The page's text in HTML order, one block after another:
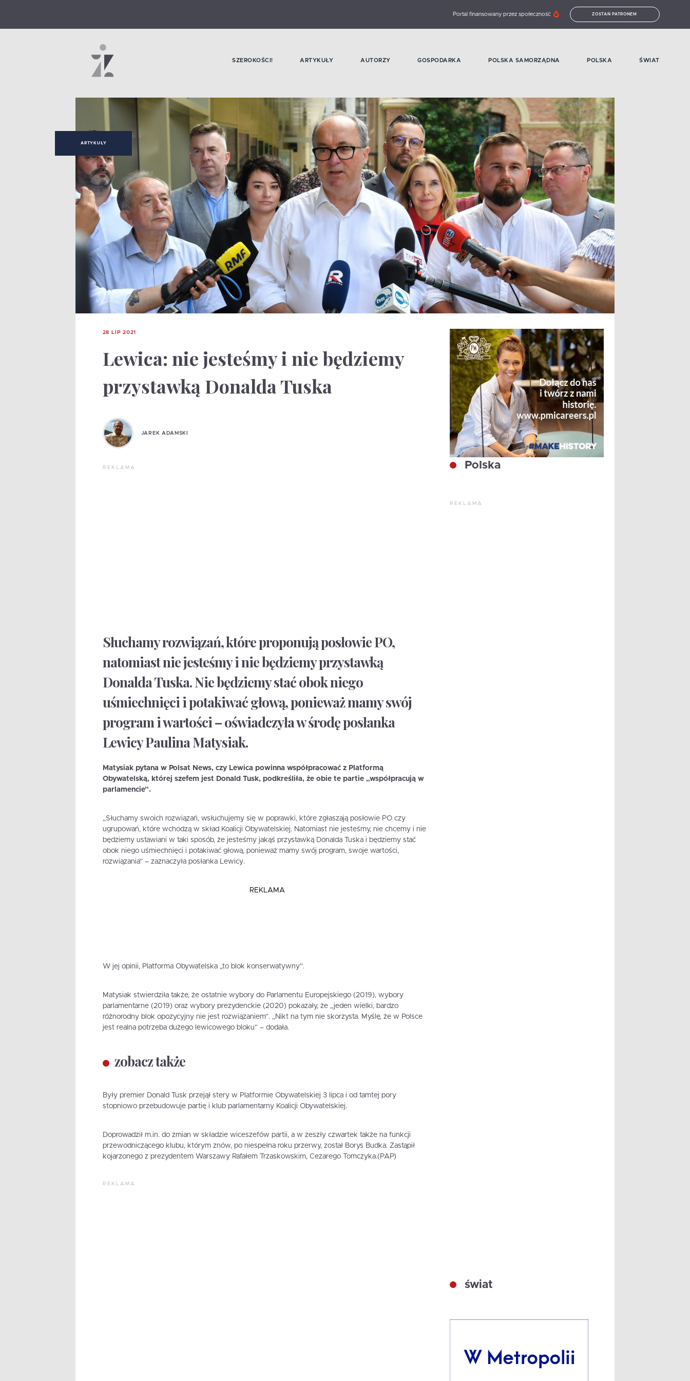
Portal finansowany przez społeczność ZOSTAŃ PATRONEM
SZEROKOŚCI! ARTYKUŁY AUTORZY GOSPODARKA POLSKA SAMORZĄDNA POLSKA ŚWIAT
ARTYKUŁY
28 LIP 2021
Lewica: nie jesteśmy i nie będziemy
przystawką Donalda Tuska
JAREK ADAMSKI
REKLAMA
Słuchamy rozwiązań, które proponują posłowie PO,
natomiast nie jesteśmy i nie będziemy przystawką
Donalda Tuska. Nie będziemy stać obok niego
uśmiechnięci i potakiwać głową, ponieważ mamy swój
program i wartości – oświadczyła w środę posłanka
Lewicy Paulina Matysiak.
Matysiak pytana w Polsat News, czy Lewica powinna współpracować z Platformą
Obywatelską, której szefem jest Donald Tusk, podkreśliła, że obie te partie „współpracują w
parlamencie”.
„Słuchamy swoich rozwiązań, wsłuchujemy się w poprawki, które zgłaszają posłowie PO czy
ugrupowań, które wchodzą w skład Koalicji Obywatelskiej. Natomiast nie jesteśmy, nie chcemy i nie
będziemy ustawiani w taki sposób, że jesteśmy jakąś przystawką Donalda Tuska i będziemy stać
obok niego uśmiechnięci i potakiwać głową, ponieważ mamy swój program, swoje wartości,
rozwiązania” – zaznaczyła posłanka Lewicy.
REKLAMA
W jej opinii, Platforma Obywatelska „to blok konserwatywny”.
Matysiak stwierdziła także, że ostatnie wybory do Parlamentu Europejskiego (2019), wybory
parlamentarne (2019) oraz wybory prezydenckie (2020) pokazały, że „jeden wielki, bardzo
różnorodny blok opozycyjny nie jest rozwiązaniem”. „Nikt na tym nie skorzysta. Myślę, że w Polsce
jest realna potrzeba dużego lewicowego bloku” – dodała.
zobacz także
Były premier Donald Tusk przejął stery w Platformie Obywatelskiej 3 lipca i od tamtej pory
stopniowo przebudowuje partię i klub parlamentarny Koalicji Obywatelskiej.
Doprowadził m.in. do zmian w składzie wiceszefów partii, a w zeszły czwartek także na funkcji
przewodniczącego klubu, którym znów, po niespełna roku przerwy, został Borys Budka. Zastąpił
kojarzonego z prezydentem Warszawy Rafałem Trzaskowskim, Cezarego Tomczyka.(PAP)
REKLAMA
Polska
REKLAMA
świat